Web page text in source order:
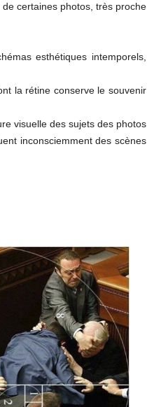
certaines photos, très proche
esthétiques intemporels,
la rétine conserve le souvenir
visuelle des sujets des photos
inconsciemment des scènes